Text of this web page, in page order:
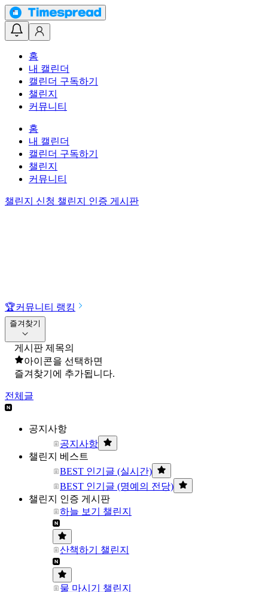
홈
내 캘린더
캘린더 구독하기
챌린지
커뮤니티
홈
내 캘린더
캘린더 구독하기
챌린지
커뮤니티
챌린지 신청 챌린지 인증 게시판
🏆커뮤니티 랭킹
즐겨찾기
게시판 제목의
아이콘을 선택하면
즐겨찾기에 추가됩니다.
전체글
공지사항
공지사항
챌린지 베스트
BEST 인기글 (실시간)
BEST 인기글 (명예의 전당)
챌린지 인증 게시판
하늘 보기 챌린지
산책하기 챌린지
물 마시기 챌린지